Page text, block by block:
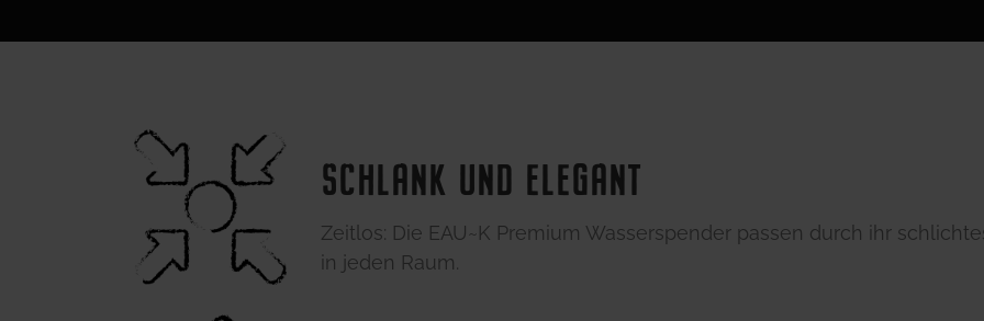
SCHLANK UND ELEGANT
Zeitlos: Die EAU~K Premium Wasserspender passen durch ihr
in jeden Raum.